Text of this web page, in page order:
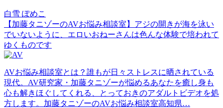
白雪 ぽめこ
【加藤タニゾーのAVお悩み相談室】アジの開きが海を泳い
でいないように、エロいおねーさんは色んな体験で培われて
ゆくものです
AVお悩み相談室とは？誰もが日々ストレスに晒されている
現代。AV研究家・加藤タニゾーが悩めるあなたを癒し身も
心も解きほぐしてくれる、とっておきのアダルトビデオを処
方します。加藤タニゾーのAVお悩み相談室高知県…